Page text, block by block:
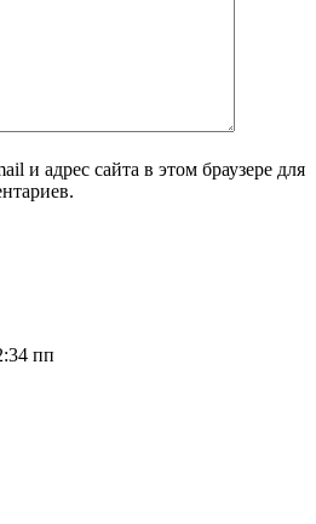
и адрес сайта в этом браузере для
пп